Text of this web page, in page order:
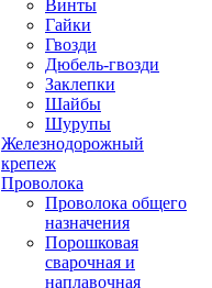
Винты
Гайки
Гвозди
Дюбель-гвозди
Заклепки
Шайбы
Шурупы
Железнодорожный
крепеж
Проволока
Проволока общего
назначения
Порошковая
сварочная и
наплавочная